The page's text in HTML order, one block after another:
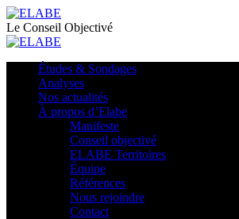
Le Conseil Objectivé
Études & Sondages
Analyses
Nos actualités
À propos d’Elabe
Manifeste
Conseil objectivé
ELABE Territoires
Équipe
Références
Nous rejoindre
Contact